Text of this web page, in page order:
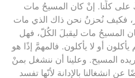
على كلِّنا. إنْ كان المسيحُ مات
فكيف نُحزنُ نحن ذاك الذي مات
المسيحُ مات ليقبلَ الكُلّ، فهل
أو لا يأكلون. فالمهمَّ إذًا هو
المسيح. وعلينا أن ننشغل بمنْ
انشغالنا بالإدانة لأنّها تفسد